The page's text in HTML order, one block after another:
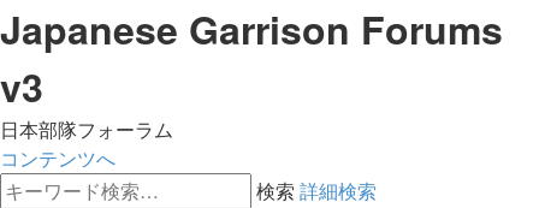
Japanese Garrison Forums
v3
日本部隊フォーラム
コンテンツへ
検索 詳細検索